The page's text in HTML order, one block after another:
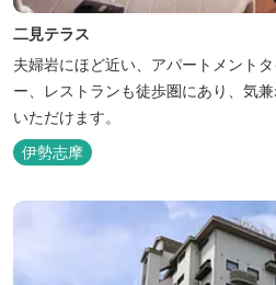
二見テラス
夫婦岩にほど近い、アパートメント
ー、レストランも徒歩圏にあり、気
いただけます。
伊勢志摩